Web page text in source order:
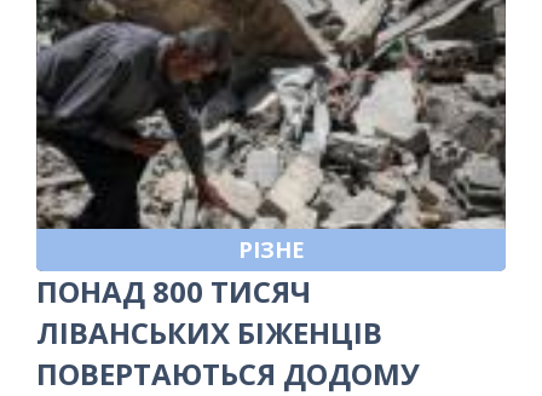
РІЗНЕ
ПОНАД 800 ТИСЯЧ
ЛІВАНСЬКИХ БІЖЕНЦІВ
ПОВЕРТАЮТЬСЯ ДОДОМУ